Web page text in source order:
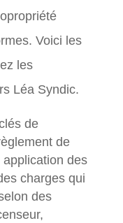
Voici les
les
Léa Syndic.
de
de
des
charges qui
des